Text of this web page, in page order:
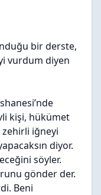
bir derste,
vurdum diyen
kişi, hükümet
zehirli iğneyi
diyor.
söyler.
gönder der.
Beni